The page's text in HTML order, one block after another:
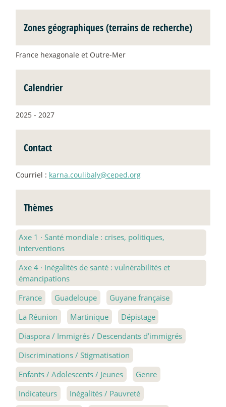
Zones géographiques (terrains de recherche)
France hexagonale et Outre-Mer
Calendrier
2025 - 2027
Contact
Courriel : karna.coulibaly@ceped.org
Thèmes
Axe 1 · Santé mondiale : crises, politiques,
interventions
Axe 4 · Inégalités de santé : vulnérabilités et
émancipations
France
Guadeloupe
Guyane française
La Réunion
Martinique
Dépistage
Diaspora / Immigrés / Descendants d’immigrés
Discriminations / Stigmatisation
Enfants / Adolescents / Jeunes
Genre
Indicateurs
Inégalités / Pauvreté